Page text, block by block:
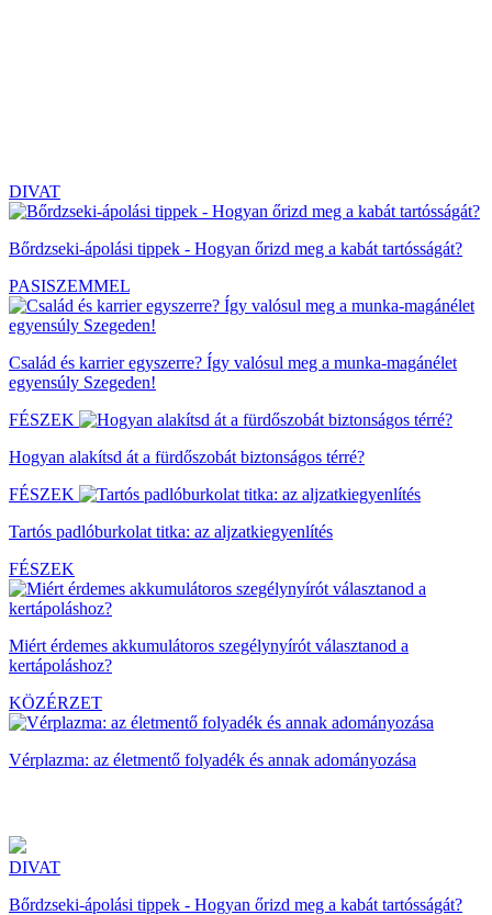
DIVAT
Bőrdzseki-ápolási tippek - Hogyan őrizd meg a kabát tartósságát?
PASISZEMMEL
Család és karrier egyszerre? Így valósul meg a munka-magánélet
egyensúly Szegeden!
FÉSZEK
Hogyan alakítsd át a fürdőszobát biztonságos térré?
FÉSZEK
Tartós padlóburkolat titka: az aljzatkiegyenlítés
FÉSZEK
Miért érdemes akkumulátoros szegélynyírót választanod a
kertápoláshoz?
KÖZÉRZET
Vérplazma: az életmentő folyadék és annak adományozása
DIVAT
Bőrdzseki-ápolási tippek - Hogyan őrizd meg a kabát tartósságát?